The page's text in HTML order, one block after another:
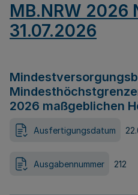
MB.NRW 2026
31.07.2026
2026 maßgeblichen
Ausfertigungsdatum
Ausgabennummer 212